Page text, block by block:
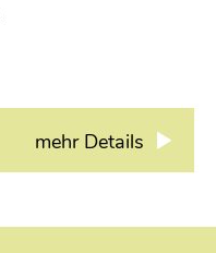
mehr Details